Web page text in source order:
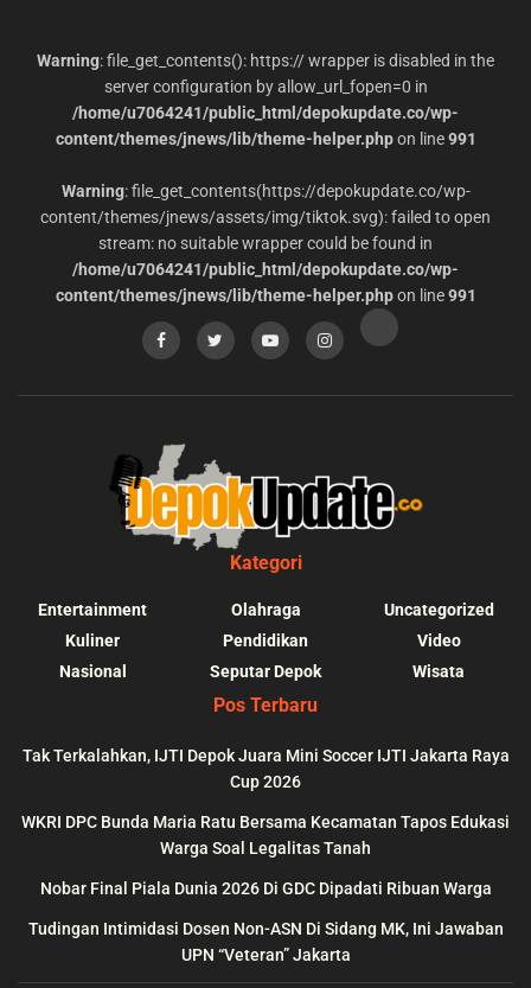
Warning: file_get_contents(): https:// wrapper is disabled in the
server configuration by allow_url_fopen=0 in
/home/u7064241/public_html/depokupdate.co/wp-
content/themes/jnews/lib/theme-helper.phpon line991
Warning: file_get_contents(https://depokupdate.co/wp-
content/themes/jnews/assets/img/tiktok.svg): failed to open
stream: no suitable wrapper could be found in
/home/u7064241/public_html/depokupdate.co/wp-
content/themes/jnews/lib/theme-helper.phpon line991
Kategori
Entertainment
Kuliner
Nasional
Olahraga
Pendidikan
Seputar Depok
Uncategorized
Video
Wisata
Pos Terbaru
Tak Terkalahkan, IJTI Depok Juara Mini Soccer IJTI Jakarta Raya
Cup 2026
WKRI DPC Bunda Maria Ratu Bersama Kecamatan Tapos Edukasi
Warga Soal Legalitas Tanah
Nobar Final Piala Dunia 2026 Di GDC Dipadati Ribuan Warga
Tudingan Intimidasi Dosen Non-ASN Di Sidang MK, Ini Jawaban
UPN “Veteran” Jakarta
depokupdate.co/wp-
line
:
content/themes/
could be found in